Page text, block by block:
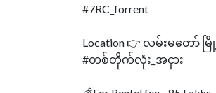
#7RC_forrent
Location 👉 လမ်းမတေ
#တစ်တိုက်လုံး_အငှား